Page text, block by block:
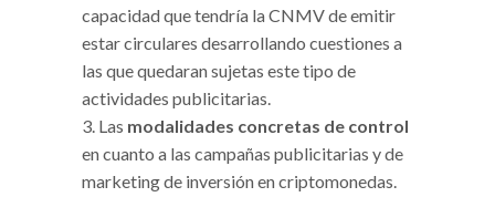
capacidad que tendría la CNMV de emitir
estar circulares desarrollando cuestiones a
las que quedaran sujetas este tipo de
actividades publicitarias.
Las modalidades concretas de control
en cuanto a las campañas publicitarias y de
marketing de inversión en criptomonedas.